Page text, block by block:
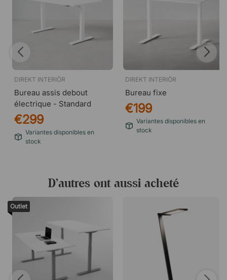
DIREKT INTERIÖR
Bureau assis debout
électrique - Standard
€299
Variantes disponibles en
stock
DIREKT INTERIÖR
Bureau fixe
€199
Variantes disponibles en
stock
D’autres ont aussi acheté
Outlet